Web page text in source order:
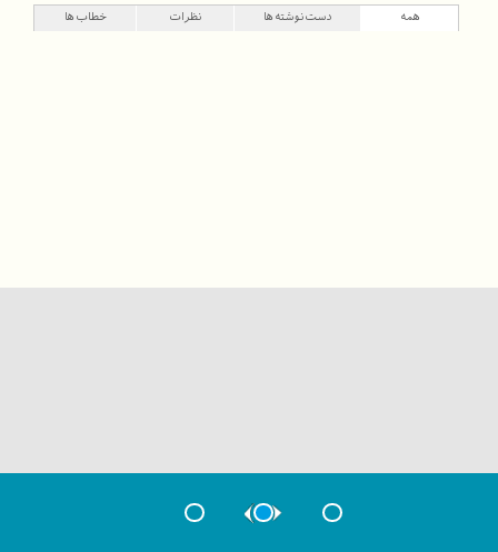
همه دست‌نوشته‌ها نظرات خطاب‌ها